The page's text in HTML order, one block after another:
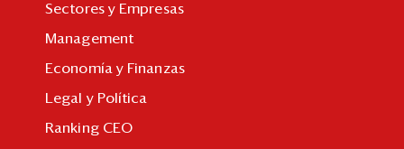
Sectores y Empresas
Management
Economía y Finanzas
Legal y Política
Ranking CEO